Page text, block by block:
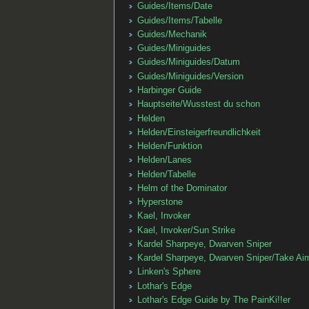
Guides/Items/Date
Guides/Items/Tabelle
Guides/Mechanik
Guides/Miniguides
Guides/Miniguides/Datum
Guides/Miniguides/Version
Harbinger Guide
Hauptseite/Wusstest du schon
Helden
Helden/Einsteigerfreundlichkeit
Helden/Funktion
Helden/Lanes
Helden/Tabelle
Helm of the Dominator
Hyperstone
Kael, Invoker
Kael, Invoker/Sun Strike
Kardel Sharpeye, Dwarven Sniper
Kardel Sharpeye, Dwarven Sniper/Take
Linken's Sphere
Lothar's Edge
Lothar's Edge Guide by The PainKi!!er